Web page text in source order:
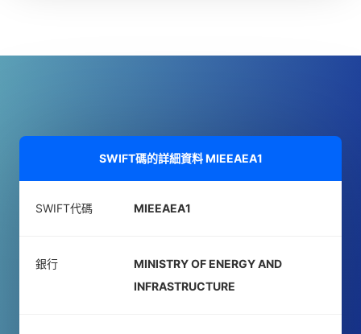
SWIFT碼的詳細資料MIEEAEA1
SWIFT代碼 MIEEAEA1
銀行
MINISTRY OF ENERGY AND
INFRASTRUCTURE